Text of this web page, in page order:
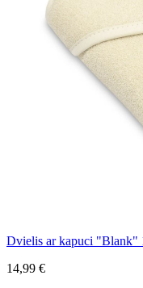
Dvielis ar kapuci "Blank"
14,99 €